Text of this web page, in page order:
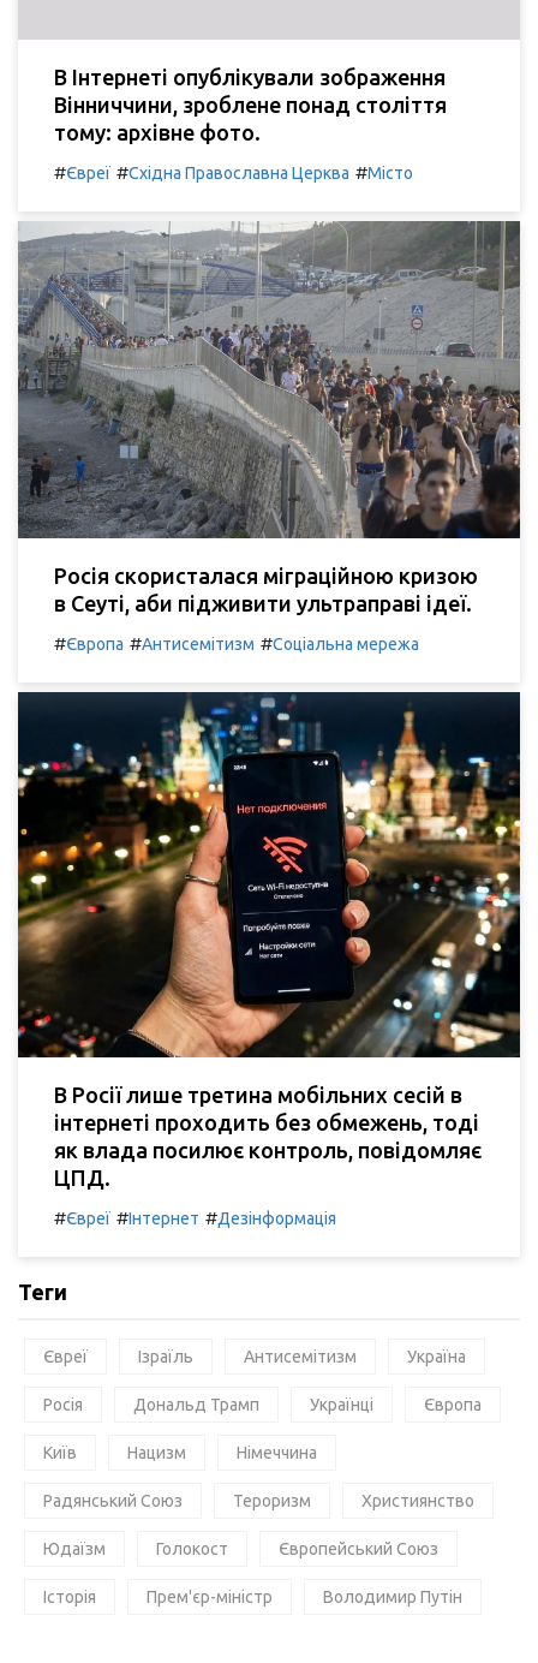
В Інтернеті опублікували зображення
Вінниччини, зроблене понад століття
тому: архівне фото.
#Євреї #Східна Православна Церква #Місто
Росія скористалася міграційною кризою
в Сеуті, аби підживити ультраправі ідеї.
#Європа #Антисемітизм #Соціальна мережа
В Росії лише третина мобільних сесій в
інтернеті проходить без обмежень, тоді
як влада посилює контроль, повідомляє
ЦПД.
#Євреї #Інтернет #Дезінформація
Теги
Євреї Ізраїль Антисемітизм Україна
Росія Дональд Трамп Українці Європа
Київ Нацизм Німеччина
Радянський Союз Тероризм Християнство
Юдаїзм Голокост Європейський Союз
Історія Прем'єр-міністр Володимир Путін